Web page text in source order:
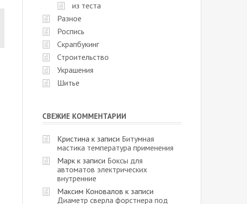
из теста
Разное
Роспись
Скрапбукинг
Строительство
Украшения
Шитье
СВЕЖИЕ КОММЕНТАРИИ
Кристина к записи Битумная
мастика температура применения
Марк к записи Боксы для
автоматов электрических
внутренние
Максим Коновалов к записи
Диаметр сверла форстнера под